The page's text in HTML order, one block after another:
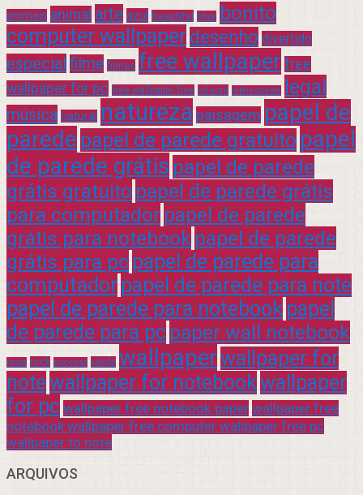
animais animal arte azul beautiful blue bonito
computer wallpaper desenho divertido
especial filme filmes free wallpaper free
wallpaper for pc free wallpaper free infantil interessante legal
música natural natureza paisagem papel de
parede papel de parede gratuito papel
de parede grátis papel de parede
grátis gratuito papel de parede grátis
para computador papel de parede
grátis para notebook papel de parede
grátis para pc papel de parede para
computador papel de parede para note
papel de parede para notebook papel
de parede para pc paper wall notebook
praia rock sucesso verde wallpaperwallpaper for
notewallpaper for notebookwallpaper
for pc wallpaper free notebook paper wallpaper free
notebook wallpaper free computer wallpaper free pc
wallpaper to note
ARQUIVOS